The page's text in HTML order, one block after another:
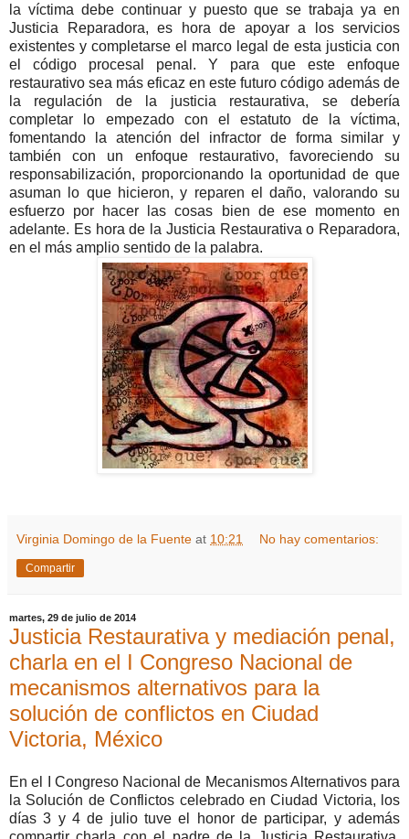
la víctima debe continuar y puesto que se trabaja ya en
Justicia Reparadora, es hora de apoyar a los servicios
existentes y completarse el marco legal de esta justicia con
el código procesal penal. Y para que este enfoque
restaurativo sea más eficaz en este futuro código además de
la regulación de la justicia restaurativa, se debería
completar lo empezado con el estatuto de la víctima,
fomentando la atención del infractor de forma similar y
también con un enfoque restaurativo, favoreciendo su
responsabilización, proporcionando la oportunidad de que
asuman lo que hicieron, y reparen el daño, valorando su
esfuerzo por hacer las cosas bien de ese momento en
adelante. Es hora de la Justicia Restaurativa o Reparadora,
en el más amplio sentido de la palabra.
Virginia Domingo de la Fuente at 10:21 No hay comentarios:
Compartir
martes, 29 de julio de 2014
Justicia Restaurativa y mediación penal,
charla en el I Congreso Nacional de
mecanismos alternativos para la
solución de conflictos en Ciudad
Victoria, México
En el I Congreso Nacional de Mecanismos Alternativos para
la Solución de Conflictos celebrado en Ciudad Victoria, los
días 3 y 4 de julio tuve el honor de participar, y además